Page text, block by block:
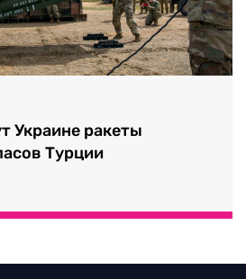
Украине ракеты
Турции